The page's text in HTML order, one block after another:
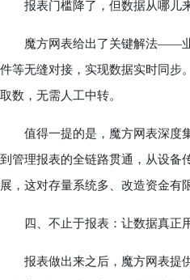
报表门槛降了，但数据从哪儿来
魔方网表给出了关键解法——业
件等无缝对接，实现数据实时同步
取数，无需人工中转。
值得一提的是，魔方网表深度集
到管理报表的全链路贯通，从设备
展，这对存量系统多、改造资金有
四、不止于报表：让数据真正
报表做出来之后，魔方网表提供